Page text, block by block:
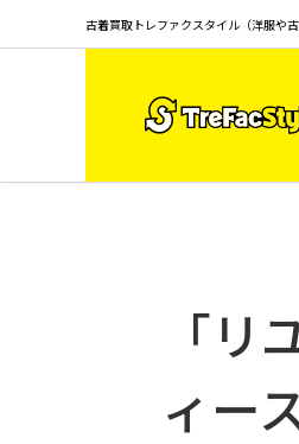
古着買取トレファクスタイル（洋服や
「
ィー